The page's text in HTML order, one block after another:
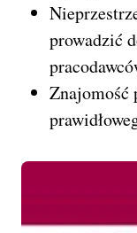
prowadzić
Znajomość